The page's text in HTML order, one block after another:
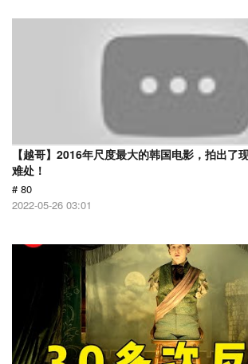
【越哥】2016年尺度最大的韩国电影，拍出了
难处！
# 80
2022-05-26 03:01